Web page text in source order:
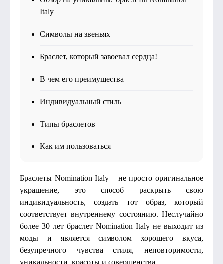
Italy
Символы на звеньях
Браслет, который завоевал сердца!
В чем его преимущества
Индивидуальный стиль
Типы браслетов
Как им пользоваться
Браслеты Nomination Italy – не просто оригинальное
украшение, это способ раскрыть свою
индивидуальность, создать тот образ, который
соответствует внутреннему состоянию. Неслучайно
более 30 лет браслет Nomination Italy не выходит из
моды и является символом хорошего вкуса,
безупречного чувства стиля, неповторимости,
уникальности, красоты и совершенства.